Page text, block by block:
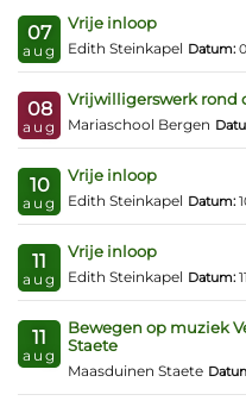
07
aug
Vrije inloop
Edith Steinkapel Datum:
08
aug
Vrijwilligerswerk rond
Mariaschool Bergen
10
aug
Vrije inloop
Edith Steinkapel Datum:
11
aug
Vrije inloop
Edith Steinkapel Datum:
11
aug
Bewegen op muziek
Staete
Maasduinen Staete